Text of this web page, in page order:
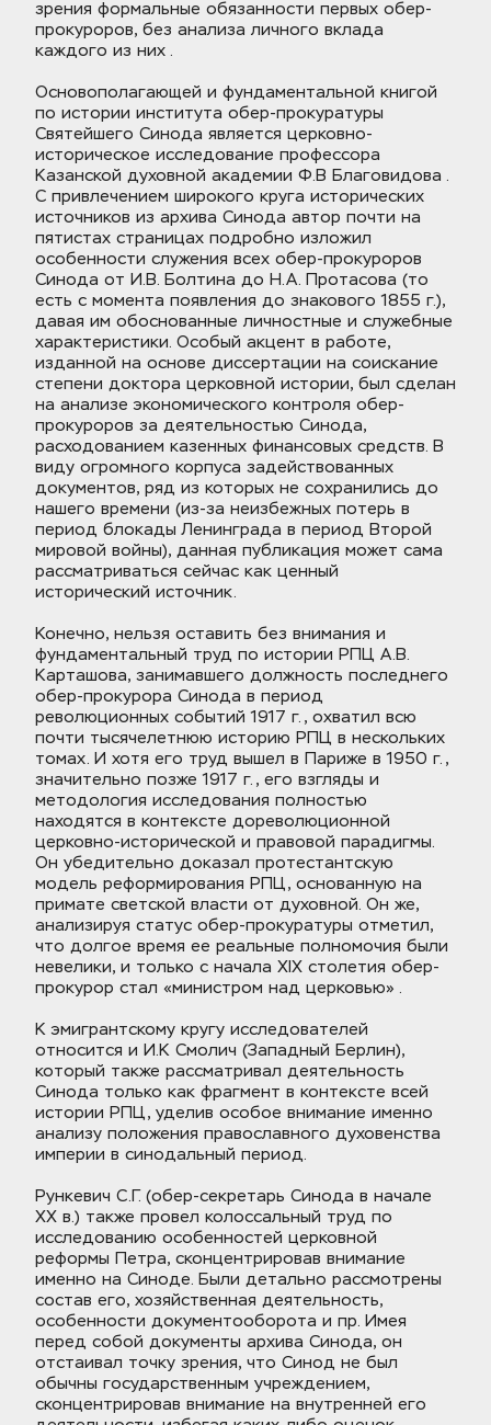
зрения формальные обязанности первых обер-
прокуроров, без анализа личного вклада
каждого из них .
Основополагающей и фундаментальной книгой
по истории института обер-прокуратуры
Святейшего Синода является церковно-
историческое исследование профессора
Казанской духовной академии Ф.В Благовидова .
С привлечением широкого круга исторических
источников из архива Синода автор почти на
пятистах страницах подробно изложил
особенности служения всех обер-прокуроров
Синода от И.В. Болтина до Н.А. Протасова (то
есть с момента появления до знакового 1855 г.),
давая им обоснованные личностные и служебные
характеристики. Особый акцент в работе,
изданной на основе диссертации на соискание
степени доктора церковной истории, был сделан
на анализе экономического контроля обер-
прокуроров за деятельностью Синода,
расходованием казенных финансовых средств. В
виду огромного корпуса задействованных
документов, ряд из которых не сохранились до
нашего времени (из-за неизбежных потерь в
период блокады Ленинграда в период Второй
мировой войны), данная публикация может сама
рассматриваться сейчас как ценный
исторический источник.
Конечно, нельзя оставить без внимания и
фундаментальный труд по истории РПЦ А.В.
Карташова, занимавшего должность последнего
обер-прокурора Синода в период
революционных событий 1917 г., охватил всю
почти тысячелетнюю историю РПЦ в нескольких
томах. И хотя его труд вышел в Париже в 1950 г.,
значительно позже 1917 г., его взгляды и
методология исследования полностью
находятся в контексте дореволюционной
церковно-исторической и правовой парадигмы.
Он убедительно доказал протестантскую
модель реформирования РПЦ, основанную на
примате светской власти от духовной. Он же,
анализируя статус обер-прокуратуры отметил,
что долгое время ее реальные полномочия были
невелики, и только с начала XIX столетия обер-
прокурор стал «министром над церковью» .
К эмигрантскому кругу исследователей
относится и И.К Смолич (Западный Берлин),
который также рассматривал деятельность
Синода только как фрагмент в контексте всей
истории РПЦ, уделив особое внимание именно
анализу положения православного духовенства
империи в синодальный период.
Рункевич С.Г. (обер-секретарь Синода в начале
ХХ в.) также провел колоссальный труд по
исследованию особенностей церковной
реформы Петра, сконцентрировав внимание
именно на Синоде. Были детально рассмотрены
состав его, хозяйственная деятельность,
особенности документооборота и пр. Имея
перед собой документы архива Синода, он
отстаивал точку зрения, что Синод не был
обычны государственным учреждением,
сконцентрировав внимание на внутренней его